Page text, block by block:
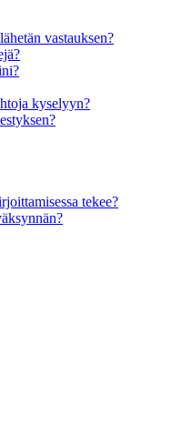
vastauksen?
kyselyyn?
tekee?